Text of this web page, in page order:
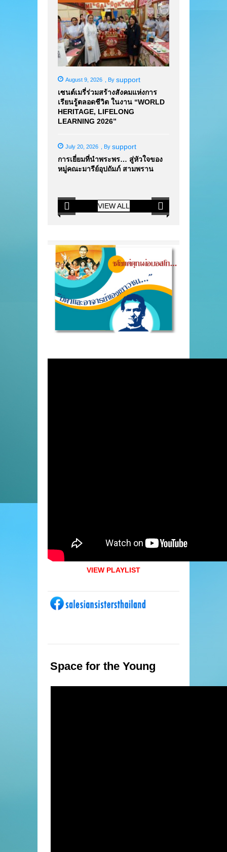
August 9, 2026 By support
เซนต์เมรี่ร่วมสร้างสังคมแห่งการ
เรียนรู้ตลอดชีวิต ในงาน “WORLD
HERITAGE, LIFELONG
LEARNING 2026”
July 20, 2026 By support
การเยี่ยมที่นำพระพร… สู่หัวใจของ
หมู่คณะมารีย์อุปถัมภ์ สามพราน
VIEW ALL
VIEW PLAYLIST
Space for the Young